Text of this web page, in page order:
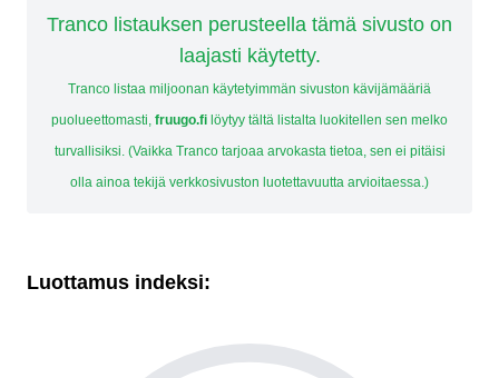
Tranco listauksen perusteella tämä sivusto on
laajasti käytetty.
Tranco listaa miljoonan käytetyimmän sivuston kävijämääriä
puolueettomasti, fruugo.fi löytyy tältä listalta luokitellen sen melko
turvallisiksi. (Vaikka Tranco tarjoaa arvokasta tietoa, sen ei pitäisi
olla ainoa tekijä verkkosivuston luotettavuutta arvioitaessa.)
Luottamus indeksi: